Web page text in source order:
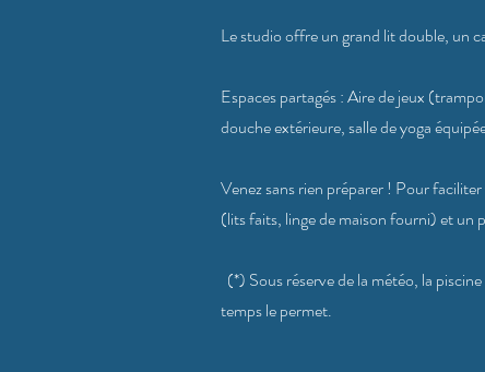
Le studio offre un grand lit double, un
Espaces partagés : Aire de jeux
douche extérieure, salle de yoga
Venez sans rien préparer ! Pour
(lits faits, linge de maison fourni) et un
(*) Sous réserve de la météo, la
temps le permet.